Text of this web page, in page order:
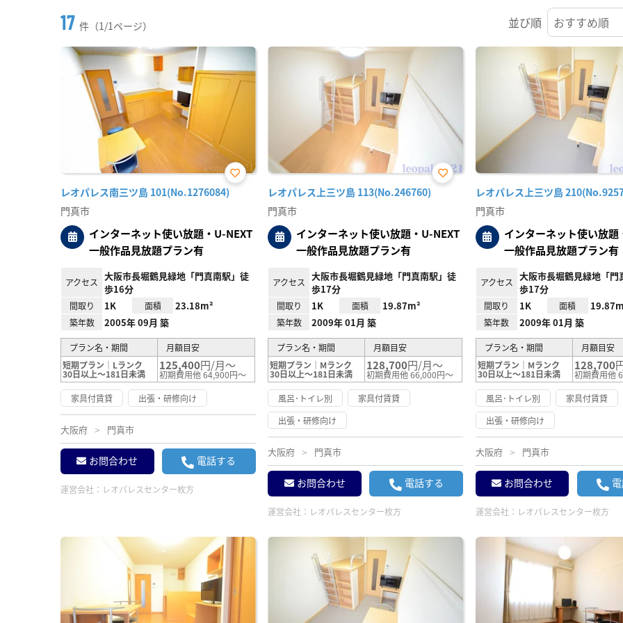
17 件（1/1ページ） 並び順
レオパレス南三ツ島 101(No.1276084)お気
に入
門真市
インターネット使い放題・U-NEXT
一般作品見放題プラン有
アクセス 大阪市長堀鶴見緑地「門真南駅」徒
歩16分
間取り 1K 面積 23.18m²
築年数 2005年 09月 築
プラン名・期間
月額目安
短期プラン｜Lランク
30日以上～181日未満
125,400円/月～
初期費用他 64,900円～
家具付賃貸
出張・研修向け
大阪府 門真市
お問合わせ 電話する
運営会社： レオパレスセンター枚方
レオパレス上三ツ島 113(No.246760) お気
門真市
インターネット使い放題・U-NEXT
一般作品見放題プラン有
アクセス
大阪市長堀鶴見緑地「門真南駅」徒
歩17分
間取り 1K 面積 19.87m²
築年数 2009年 01月 築
プラン名・期間
月額目安
短期プラン｜Mランク
30日以上～181日未満
128,700円/月～
初期費用他 66,000円～
風呂･トイレ別
家具付賃貸
出張・研修向け
大阪府 門真市
お問合わせ 電話する
運営会社： レオパレスセンター枚方
レオパレス上三ツ島
門真市
インターネット使い放題
一般作品見放題プラン有
アクセス 大阪市長堀鶴見緑地「門
歩17分
間取り 1K 面積
築年数 2009年 01月 築
プラン名・期間
月額目安
短期プラン｜Mランク
30日以上～181日未満
128,700
初期費用他
風呂･トイレ別
家具付賃貸
出張・研修向け
大阪府 門真市
お問合わせ
運営会社： レオパレスセンター枚方